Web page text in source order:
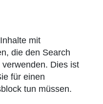
mit
die den Search
Dies ist
für einen
tun müssen.